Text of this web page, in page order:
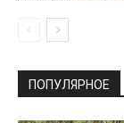
ПОПУЛЯРНОЕ